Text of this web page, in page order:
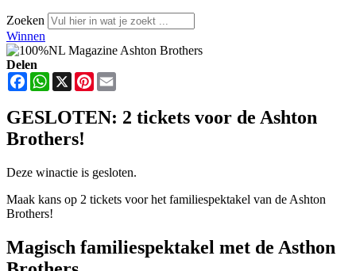
Zoeken
Winnen
Delen
FacebookWhatsApp
X Pinterest
GESLOTEN: 2 tickets voor de Ashton
Brothers!
Deze winactie is gesloten.
Maak kans op 2 tickets voor het familiespektakel van de Ashton
Brothers!
Magisch familiespektakel met de Asthon